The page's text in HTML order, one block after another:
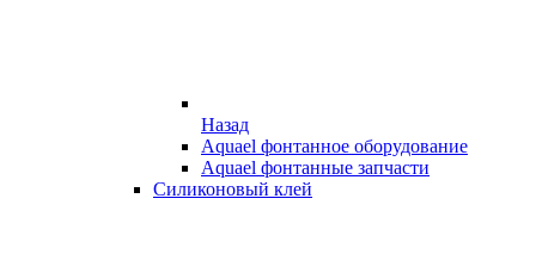
Назад
Aquael фонтанное оборудование
Aquael фонтанные запчасти
Силиконовый клей